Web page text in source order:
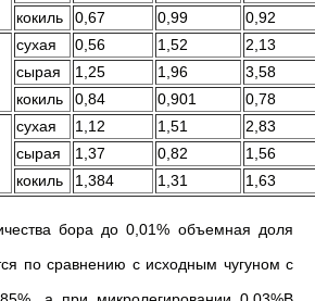
кокиль
0,67 0,99 0,92
сухая 0,56 1,52
2,13
сырая
1,25 1,96
3,58
кокиль
0,84 0,901 0,78
сухая 1,12 1,51
2,83
сырая
1,37 0,82
1,56
кокиль
1,384 1,31 1,63
бора до 0,01% объемная доля
по сравнению с исходным чугуном с